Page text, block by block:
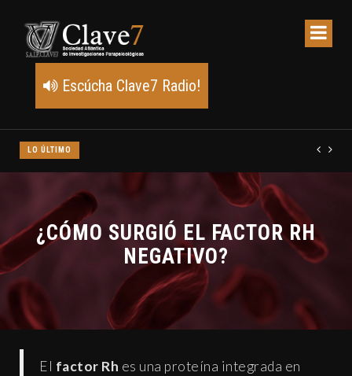
Escúcha Clave7 Radio!
LO ÚLTIMO Un meteoro explota sobre Estados Unidos y abre la pista
¿CÓMO SURGIÓ EL FACTOR RH
NEGATIVO?
El factor Rh es una proteína integrada en